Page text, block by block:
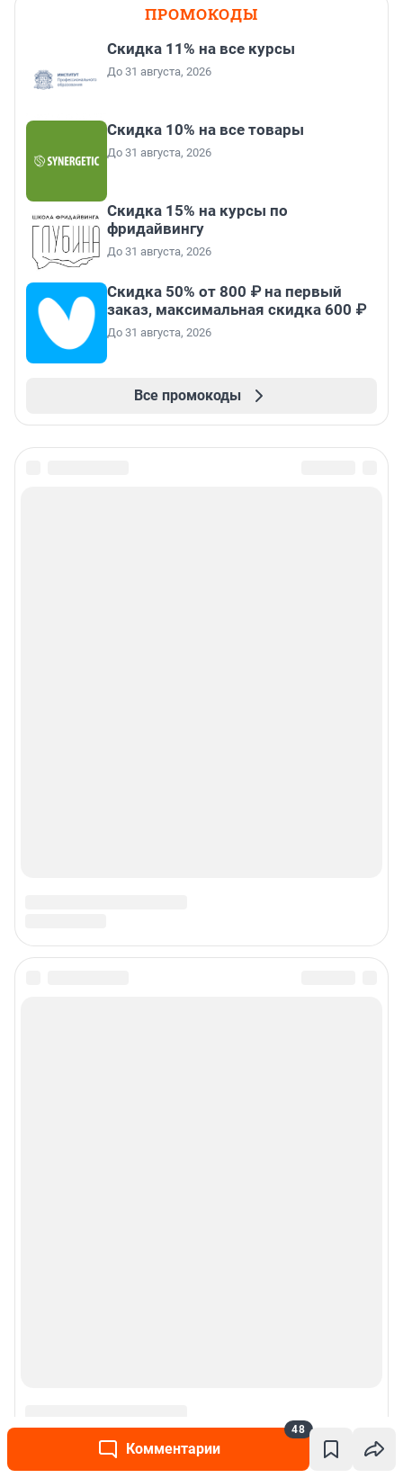
Комментарии
48
ПРОМОКОДЫ
Скидка 11% на все курсы
До 31 августа, 2026
Скидка 10% на все товары
До 31 августа, 2026
Скидка 15% на курсы по
фридайвингу
До 31 августа, 2026
Скидка 50% от 800 ₽ на первый
заказ, максимальная скидка 600 ₽
До 31 августа, 2026
Все промокоды